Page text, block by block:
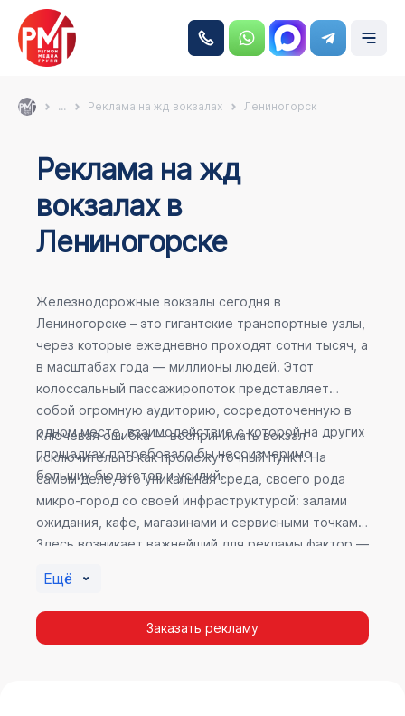
... Реклама на жд вокзалах Лениногорск
Реклама на жд
вокзалах в
Лениногорске
Железнодорожные вокзалы сегодня в
Лениногорске – это гигантские транспортные узлы,
через которые ежедневно проходят сотни тысяч, а
в масштабах года — миллионы людей. Этот
колоссальный пассажиропоток представляет
собой огромную аудиторию, сосредоточенную в
одном месте, взаимодействие с которой на других
площадках потребовало бы несоизмеримо
больших бюджетов и усилий.
Ключевая ошибка — воспринимать вокзал
исключительно как промежуточный пункт. На
самом деле, это уникальная среда, своего рода
микро-город со своей инфраструктурой: залами
ожидания, кафе, магазинами и сервисными точками.
Здесь возникает важнейший для рекламы фактор —
пассажир максимально открыт для информации, а
его внимание не так рассеяно, как при беглом
просмотре постов в соцсетях.
Ещё
Заказать рекламу